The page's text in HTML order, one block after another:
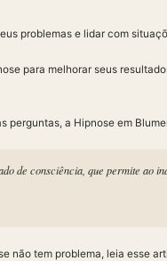
problemas e lidar com
para melhorar seus
perguntas, a Hipnose em
de consciência, que permite ao
não tem problema, leia esse